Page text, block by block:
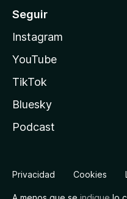
Seguir
Instagram
YouTube
TikTok
Bluesky
Podcast
Privacidad Cookies